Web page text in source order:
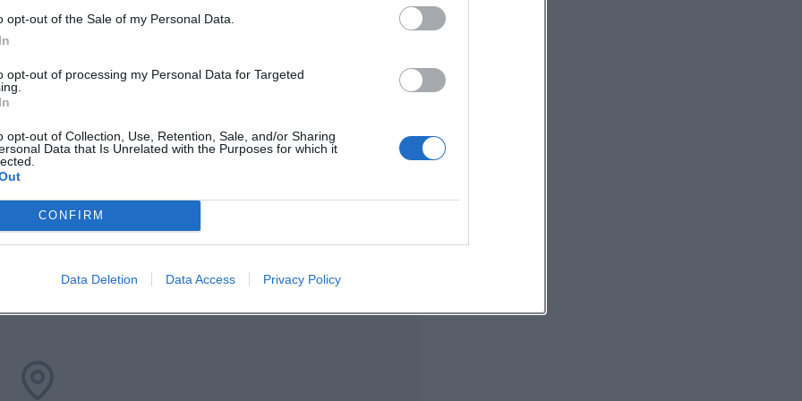
opt-out of the Sale of my Personal Data.
opt-out of processing my Personal Data for Targeted
opt-out of Collection, Use, Retention, Sale, and/or Sharing
Data that Is Unrelated with the Purposes for which it
CONFIRM
Data Deletion Data Access Privacy Policy
Website
Adresse des Festgeländes
2026